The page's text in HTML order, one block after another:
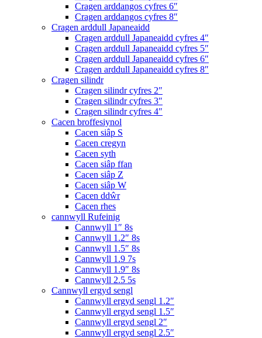
Cragen arddangos cyfres 6″
Cragen arddangos cyfres 8″
Cragen arddull Japaneaidd
Cragen arddull Japaneaidd cyfres 4″
Cragen arddull Japaneaidd cyfres 5″
Cragen arddull Japaneaidd cyfres 6″
Cragen arddull Japaneaidd cyfres 8″
Cragen silindr
Cragen silindr cyfres 2″
Cragen silindr cyfres 3″
Cragen silindr cyfres 4″
Cacen broffesiynol
Cacen siâp S
Cacen cregyn
Cacen syth
Cacen siâp ffan
Cacen siâp Z
Cacen siâp W
Cacen ddŵr
Cacen rhes
cannwyll Rufeinig
Cannwyll 1″ 8s
Cannwyll 1.2″ 8s
Cannwyll 1.5″ 8s
Cannwyll 1.9 7s
Cannwyll 1.9″ 8s
Cannwyll 2.5 5s
Cannwyll ergyd sengl
Cannwyll ergyd sengl 1.2″
Cannwyll ergyd sengl 1.5″
Cannwyll ergyd sengl 2″
Cannwyll ergyd sengl 2.5″